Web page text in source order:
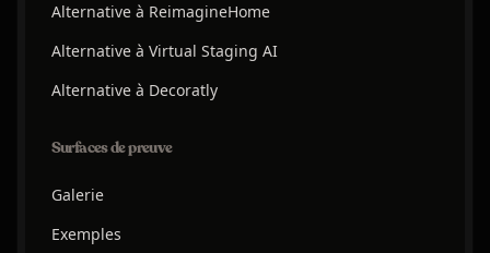
Alternative à ReimagineHome
Alternative à Virtual Staging AI
Alternative à Decoratly
Surfaces de preuve
Galerie
Exemples